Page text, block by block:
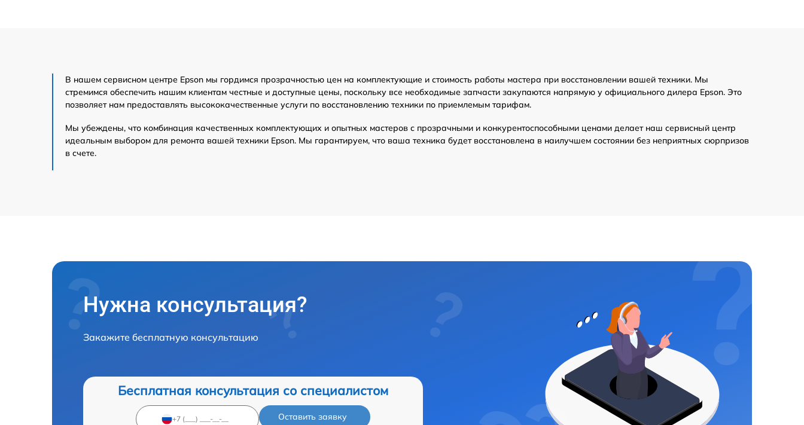
В нашем сервисном центре Epson мы гордимся прозрачностью цен на комплектующие и стоимость работы мастера при восстановлении вашей техники. Мы
стремимся обеспечить нашим клиентам честные и доступные цены, поскольку все необходимые запчасти закупаются напрямую у официального дилера Epson. Это
позволяет нам предоставлять высококачественные услуги по восстановлению техники по приемлемым тарифам.
Мы убеждены, что комбинация качественных комплектующих и опытных мастеров с прозрачными и конкурентоспособными ценами делает наш сервисный центр
идеальным выбором для ремонта вашей техники Epson. Мы гарантируем, что ваша техника будет восстановлена в наилучшем состоянии без неприятных сюрпризов
в счете.
Нужна консультация?
Закажите бесплатную консультацию
Бесплатная консультация со специалистом
Оставить заявку